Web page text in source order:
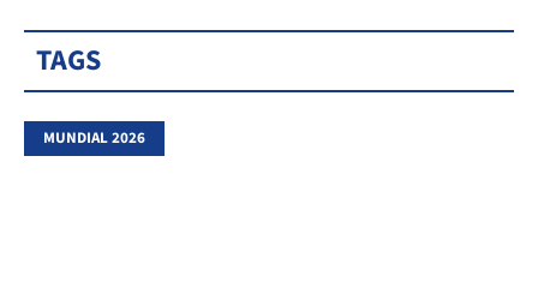
TAGS
MUNDIAL 2026